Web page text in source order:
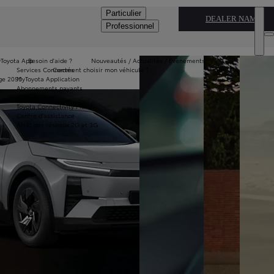
Particulier
Professionnel
DEALER NAME
App
Services Connectés
MyToyota Application
Abonnements payants
Toyota Connectivity Match
Centre d'assistance
Arrêt des réseaux 2G et 3G
Besoin d'aide ?
Comment choisir mon véhicule ?
2050
Nouveautés / Actualités / Évènements